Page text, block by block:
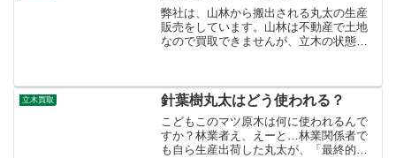
弊社は、山林から搬出される丸太の生産
販売をしています。山林は不動産で土地
なので買取できませんが、立木の状態で
産取引で不動産売買とは異...
立木買取 針葉樹丸太はどう使われる？
こどもこのマツ原木は何に使われるんで
すか？林業者え、えーと…林業関係者で
も自ら生産出荷した丸太が、「最終的に